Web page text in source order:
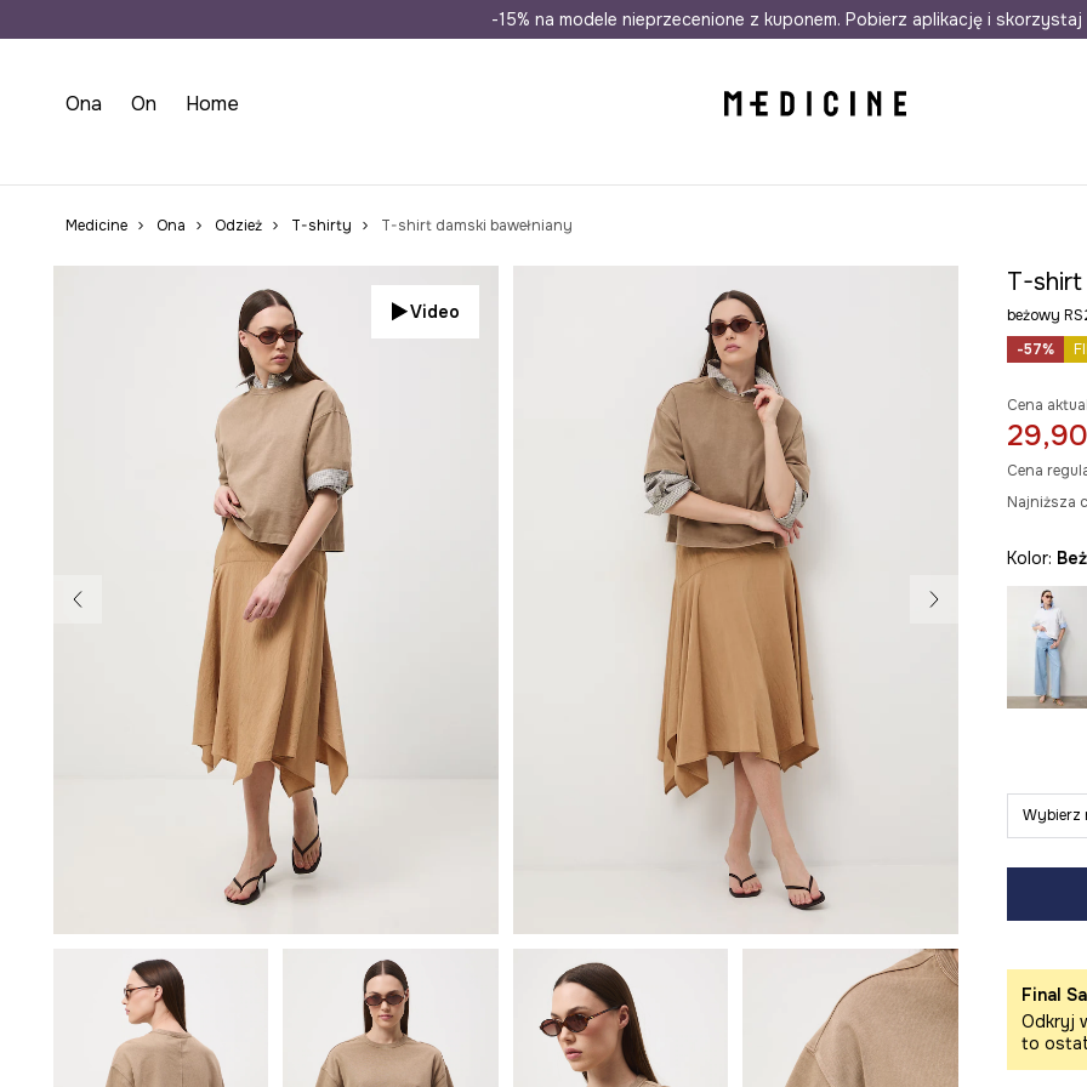
Wysyłka nawet w 24h Darmowa dostawa do salonów 30
-15% na modele nieprzecenione z kuponem. Pobierz aplikację i skorzystaj
Ona On Home
Medicine Ona Odzież T-shirty T-shirt damski bawełniany
Video
T-shirt
beżowy
-57%
Cena
Cena
Najniższa
Kolor:
Wybierz
Final
Odkryj
to